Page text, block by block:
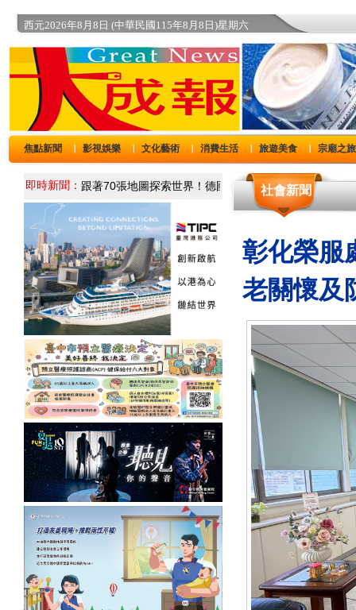
西元2026年8月8日 (中華民國115年8月8日)星期六
焦點新聞 影視娛樂 文化藝術 消費生活 旅遊美食 宗廟之旅
即時新聞： 社會新聞
彰化榮服
老關懷及